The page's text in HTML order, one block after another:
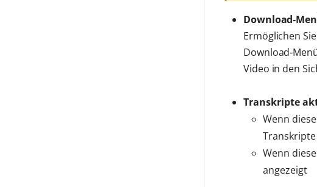
Download-
Ermöglichen
Download-
Video in den
Transkripte
Wenn
Wenn
angezeigt